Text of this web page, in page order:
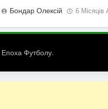
Бондар Олексій 6 Місяців
Епоха Футболу.